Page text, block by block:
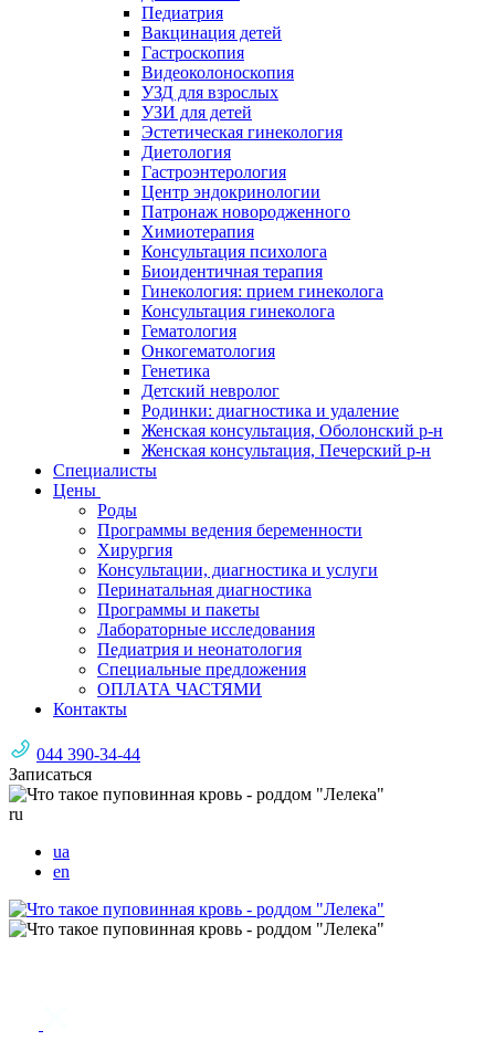
Педиатрия
Вакцинация детей
Гастроскопия
Видеоколоноскопия
УЗД для взрослых
УЗИ для детей
Эстетическая гинекология
Диетология
Гастроэнтерология
Центр эндокринологии
Патронаж новородженного
Химиотерапия
Консультация психолога
Биоидентичная терапия
Гинекология: прием гинеколога
Консультация гинеколога
Гематология
Онкогематология
Генетика
Детский невролог
Родинки: диагностика и удаление
Женская консультация, Оболонский р-н
Женская консультация, Печерский р-н
Специалисты
Цены
Роды
Программы ведения беременности
Хирургия
Консультации, диагностика и услуги
Перинатальная диагностика
Программы и пакеты
Лабораторные исследования
Педиатрия и неонатология
Специальные предложения
ОПЛАТА ЧАСТЯМИ
Контакты
044 390-34-44
Записаться
ru
ua
en